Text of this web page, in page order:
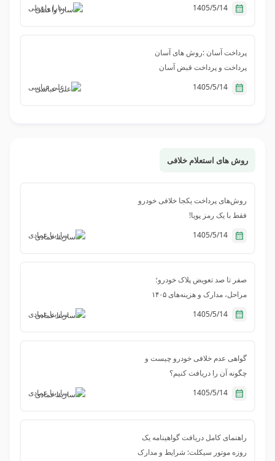
سارا واعظی
پرداخت آسان :‌روش های آسان
پرداخت و پرداخت قبض آسان
علی عباسی
روش های استعلام خلافی
روش‌های پرداخت یکجا خلافی خودرو
فقط با یک رمز پویا!
سارینا عمادی
صفر تا صد تعویض پلاک خودرو؛
مراحل، مدارک و هزینه‌های ۱۴۰۵
سارینا عمادی
گواهی عدم خلافی خودرو چیست و
چگونه آن را دریافت کنیم؟
سارینا عمادی
راهنمای کامل دریافت گواهینامه یک
روزه موتور سیکلت: شرایط و مدارک